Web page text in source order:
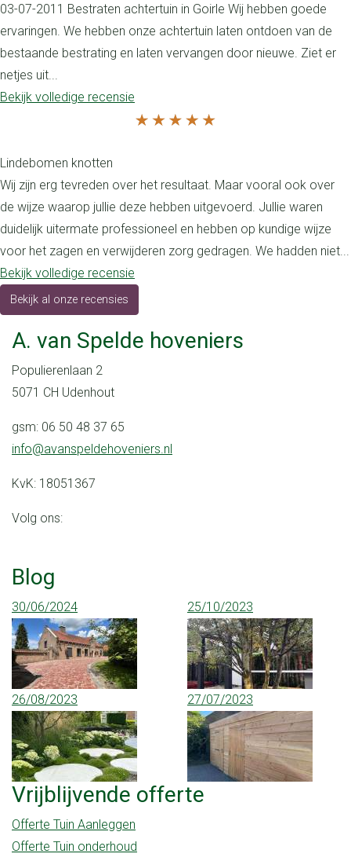
03-07-2011 Bestraten achtertuin in Goirle Wij hebben goede
ervaringen. We hebben onze achtertuin laten ontdoen van de
bestaande bestrating en laten vervangen door nieuwe. Ziet er
netjes uit...
Bekijk volledige recensie
Lindebomen knotten
Wij zijn erg tevreden over het resultaat. Maar vooral ook over
de wijze waarop jullie deze hebben uitgevoerd. Jullie waren
duidelijk uitermate professioneel en hebben op kundige wijze
voor het zagen en verwijderen zorg gedragen. We hadden niet...
Bekijk volledige recensie
Bekijk al onze recensies
A. van Spelde hoveniers
Populierenlaan 2
5071 CH Udenhout
gsm: 06 50 48 37 65
info@avanspeldehoveniers.nl
KvK: 18051367
Volg ons:
Blog
30/06/2024 25/10/2023
26/08/2023 27/07/2023
Vrijblijvende offerte
Offerte Tuin Aanleggen
Offerte Tuin onderhoud